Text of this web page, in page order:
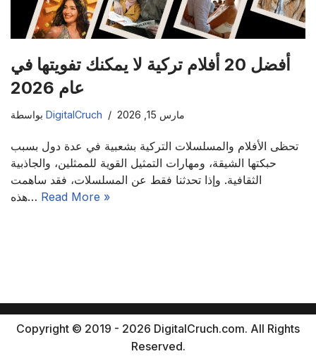
أفضل 20 أفلام تركية لا يمكنك تفويتها في
عام 2026
DigitalCruch مارس 15, 2026
تحظى الأفلام والمسلسلات التركية بشعبية في عدة دول بسبب
حبكتها الشيقة، ومهارات التمثيل القوية للممثلين، والجاذبية
الثقافية. وإذا تحدثنا فقط عن المسلسلات، فقد ساهمت
هذه… Read More »
Copyright © 2019 - 2026 DigitalCruch.com. All Rights
Reserved.